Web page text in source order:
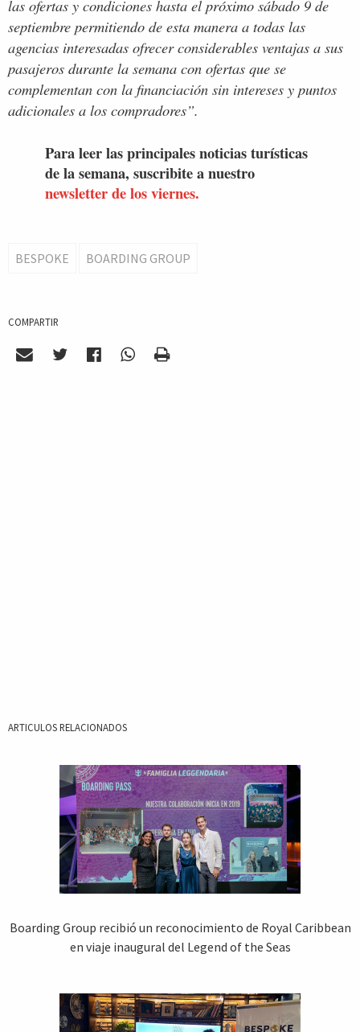
las ofertas y condiciones hasta el próximo sábado 9 de
septiembre permitiendo de esta manera a todas las
agencias interesadas ofrecer considerables ventajas a sus
pasajeros durante la semana con ofertas que se
complementan con la financiación sin intereses y puntos
adicionales a los compradores”.
Para leer las principales noticias turísticas
de la semana, suscribite a nuestro
newsletter de los viernes.
BESPOKE BOARDING GROUP
COMPARTIR
ARTICULOS RELACIONADOS
Boarding Group recibió un reconocimiento de Royal Caribbean
en viaje inaugural del Legend of the Seas